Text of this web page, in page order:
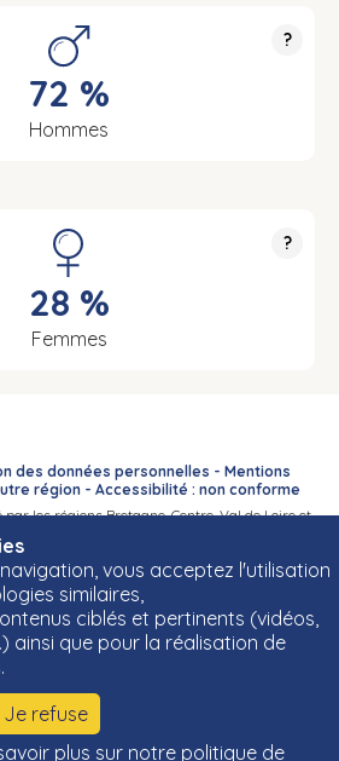
vous acceptez l'utilisation
similaires,
ciblés et pertinents (vidéos,
ainsi que pour la réalisation de
Je refuse
plus sur notre politique de
?
72 %
Hommes
?
28 %
Femmes
des données personnelles - Mentions
région- Accessibilité : non conforme
par les régions Bretagne, Centre-Val de Loire et